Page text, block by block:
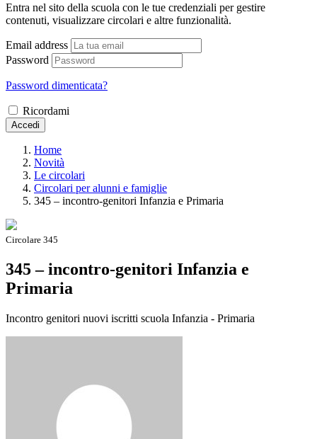
Entra nel sito della scuola con le tue credenziali per gestire
contenuti, visualizzare circolari e altre funzionalità.
Email address
Password
Password dimenticata?
Ricordami
Accedi
Home
Novità
Le circolari
Circolari per alunni e famiglie
345 – incontro-genitori Infanzia e Primaria
Circolare 345
345 – incontro-genitori Infanzia e
Primaria
Incontro genitori nuovi iscritti scuola Infanzia - Primaria